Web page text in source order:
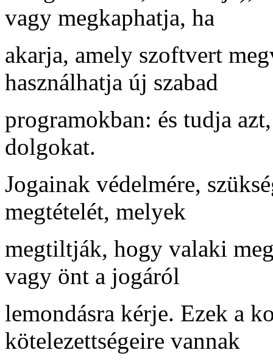
vagy megkaphatja, ha
akarja, amely szoftvert
használhatja új szabad
programokban: és tudja
dolgokat.
Jogainak védelmére,
megtételét, melyek
megtiltják, hogy valaki
vagy önt a jogáról
lemondásra kérje. Ezek a
kötelezettségeire vannak